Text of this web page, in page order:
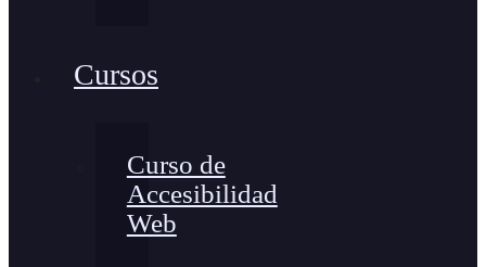
Cursos
Curso de
Accesibilidad
Web